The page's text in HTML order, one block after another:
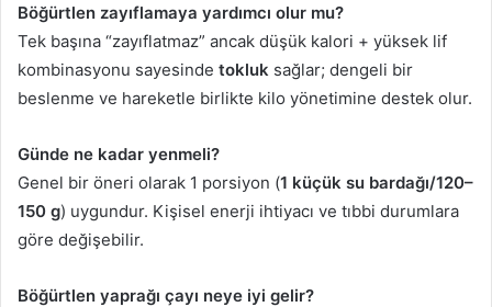
Böğürtlen zayıflamaya yardımcı olur mu?
Tek başına “zayıflatmaz” ancak düşük kalori + yüksek lif
kombinasyonu sayesinde tokluk sağlar; dengeli bir
beslenme ve hareketle birlikte kilo yönetimine destek olur.
Günde ne kadar yenmeli?
Genel bir öneri olarak 1 porsiyon (1 küçük su bardağı/120–
150 g) uygundur. Kişisel enerji ihtiyacı ve tıbbi durumlara
göre değişebilir.
Böğürtlen yaprağı çayı neye iyi gelir?